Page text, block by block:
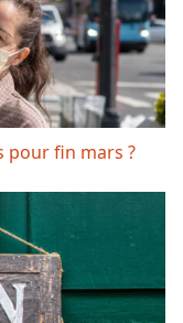
pour fin mars ?